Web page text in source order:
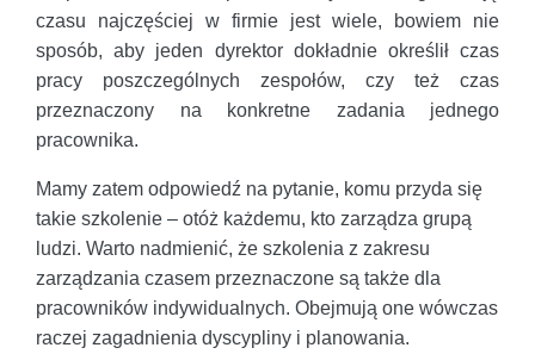
czasu najczęściej w firmie jest wiele, bowiem nie
sposób, aby jeden dyrektor dokładnie określił czas
pracy poszczególnych zespołów, czy też czas
przeznaczony na konkretne zadania jednego
pracownika.
Mamy zatem odpowiedź na pytanie, komu przyda się
takie szkolenie – otóż każdemu, kto zarządza grupą
ludzi. Warto nadmienić, że szkolenia z zakresu
zarządzania czasem przeznaczone są także dla
pracowników indywidualnych. Obejmują one wówczas
raczej zagadnienia dyscypliny i planowania.